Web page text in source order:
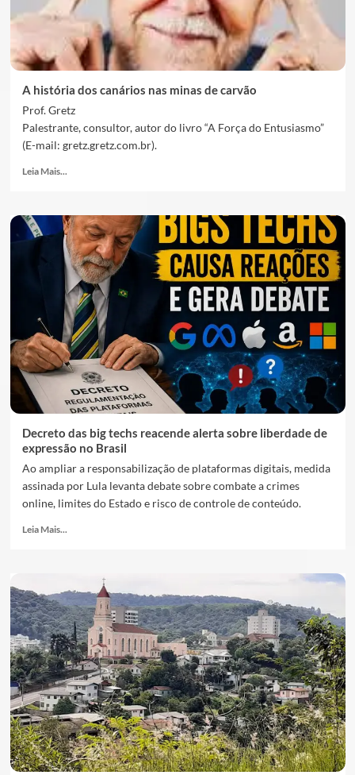
A história dos canários nas minas de carvão
Prof. Gretz
Palestrante, consultor, autor do livro “A Força do Entusiasmo”
(E-mail: gretz.gretz.com.br).
Leia Mais...
Decreto das big techs reacende alerta sobre liberdade de
expressão no Brasil
Ao ampliar a responsabilização de plataformas digitais, medida
assinada por Lula levanta debate sobre combate a crimes
online, limites do Estado e risco de controle de conteúdo.
Leia Mais...